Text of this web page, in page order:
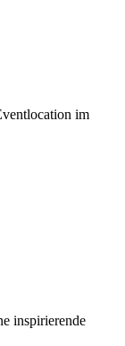
im
inspirierende